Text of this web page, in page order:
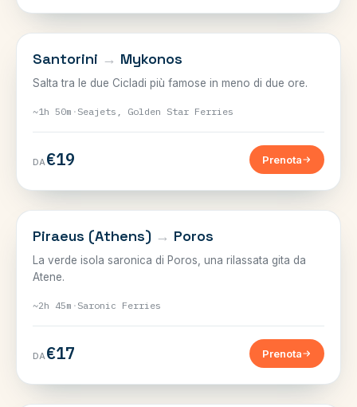
CICLADI
Santorini → Mykonos
Salta tra le due Cicladi più famose in meno di due ore.
~1h 50m · Seajets, Golden Star Ferries
DA€19 Prenota
SARONICO
Piraeus (Athens) → Poros
La verde isola saronica di Poros, una rilassata gita da
Atene.
~2h 45m · Saronic Ferries
DA€17 Prenota